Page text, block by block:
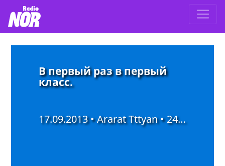
В первый раз в первый
класс.
17.09.2013 • Ararat Tttyan •2402